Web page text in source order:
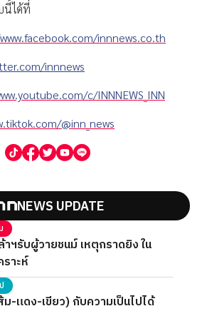
นี้ได้ที่
innnews.co.th
innnews
c/INNNEWS_INN
@inn_news
NEWS UPDATE
าฯรับผู้วายชนม์ เหตุกราดยิง ใน
าะห์
-แดง-เขียว) กับความเป็นไปได้